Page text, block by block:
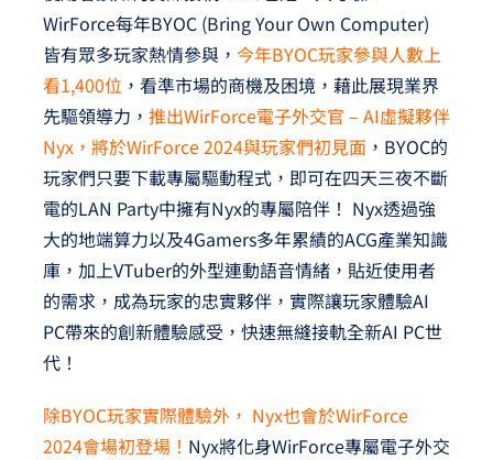
WirForce每年BYOC (Bring Your Own Computer)
皆有眾多玩家熱情參與， 今年BYOC玩家參與人數上
看1,400位 ，看準市場的商機及困境，藉此展現業界
先驅領導力， 推出WirForce電子外交官 – AI虛擬夥伴
Nyx，將於WirForce 2024與玩家們初見面，BYOC的
玩家們只要下載專屬驅動程式，即可在四天三夜不斷
電的LAN Party中擁有Nyx的專屬陪伴！ Nyx透過強
大的地端算力以及4Gamers多年累績的ACG產業知識
庫，加上VTuber的外型連動語音情緒，貼近使用者
的需求，成為玩家的忠實夥伴，實際讓玩家體驗AI
PC帶來的創新體驗感受，快速無縫接軌全新AI PC世
代！
除BYOC玩家實際體驗外， Nyx也會於WirForce
2024會場初登場！ Nyx將化身WirForce專屬電子外交